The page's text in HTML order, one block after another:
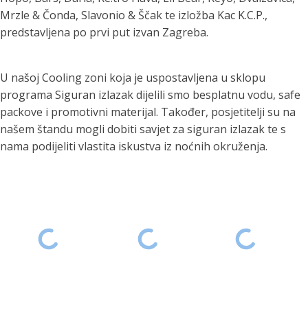
Mrzle & Čonda, Slavonio & Ščak te izložba Kac K.C.P.,
predstavljena po prvi put izvan Zagreba.
U našoj Cooling zoni koja je uspostavljena u sklopu
programa Siguran izlazak dijelili smo besplatnu vodu, safe
packove i promotivni materijal. Također, posjetitelji su na
našem štandu mogli dobiti savjet za siguran izlazak te s
nama podijeliti vlastita iskustva iz noćnih okruženja.